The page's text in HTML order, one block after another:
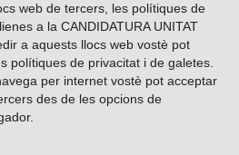
web de tercers, les polítiques de
a la CANDIDATURA UNITAT
a aquests llocs web vostè pot
polítiques de privacitat i de galetes.
per internet vostè pot acceptar
des de les opcions de
ENVIAR
les xarxes socials